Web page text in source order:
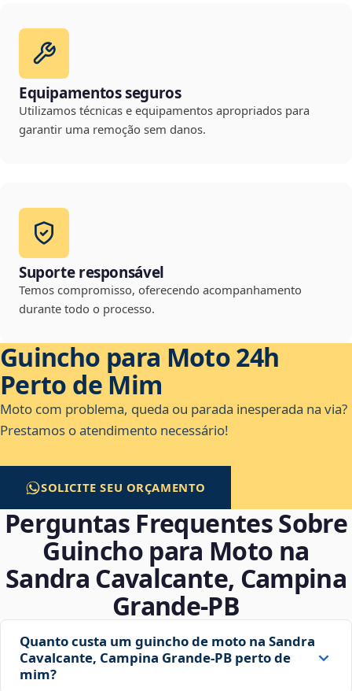
Equipamentos seguros
Utilizamos técnicas e equipamentos apropriados para
garantir uma remoção sem danos.
Suporte responsável
Temos compromisso, oferecendo acompanhamento
durante todo o processo.
Guincho para Moto 24h
Perto de Mim
Moto com problema, queda ou parada inesperada na via?
Prestamos o atendimento necessário!
SOLICITE SEU ORÇAMENTO
Perguntas Frequentes Sobre
Guincho para Moto na
Sandra Cavalcante, Campina
Grande‑PB
Quanto custa um guincho de moto na Sandra
Cavalcante, Campina Grande‑PB perto de
mim?